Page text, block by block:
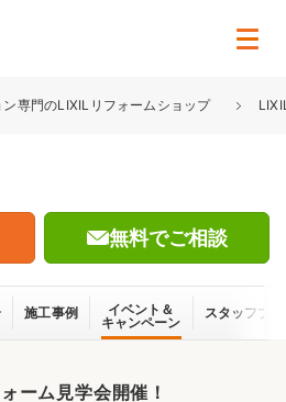
専門のLIXILリフォームショップ
無料でご相談
施工事例
イベント＆
キャンペーン
スタッフブ
ーム見学会開催！